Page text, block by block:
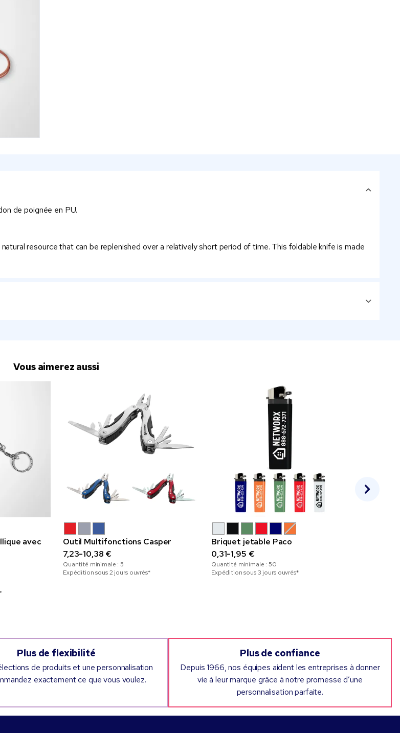
de poignée en PU.
resource that can be replenished over a relatively short period of time. This foldable knife is made
Vous aimerez aussi
avec
Outil Multifonctions Casper
7,23-10,38 €
Quantité minimale :5
Expédition sous 2 jours ouvrés*
Briquet jetable Paco
0,31-1,95 €
Quantité minimale :50
Expédition sous 3 jours ouvrés*
Plus de flexibilité
de produits et une personnalisation
exactement ce que vous voulez.
Plus de confiance
Depuis 1966, nos équipes aident les entreprises à donner
vie à leur marque grâce à notre promesse d’une
personnalisation parfaite.